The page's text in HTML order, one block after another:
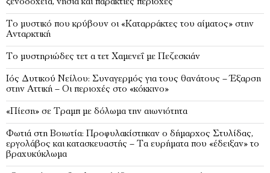
Το μυστικό που κρύβουν οι «Καταρράκτες του αίματος» στην
Ανταρκτική
Το μυστηριώδες τετ α τετ Χαμενεΐ με Πεζεσκιάν
Ιός Δυτικού Νείλου: Συναγερμός για τους θανάτους – Έξαρση
στην Αττική – Οι περιοχές στο «κόκκινο»
«Πίεση» σε Τραμπ με δόλωμα την αιωνιότητα
Φωτιά στη Βοιωτία: Προφυλακίστηκαν ο δήμαρχος Στυλίδας,
εργολάβος και κατασκευαστής – Τα ευρήματα που «έδειξαν» το
βραχυκύκλωμα